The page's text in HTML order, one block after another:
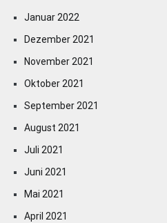
Januar 2022
Dezember 2021
November 2021
Oktober 2021
September 2021
August 2021
Juli 2021
Juni 2021
Mai 2021
April 2021